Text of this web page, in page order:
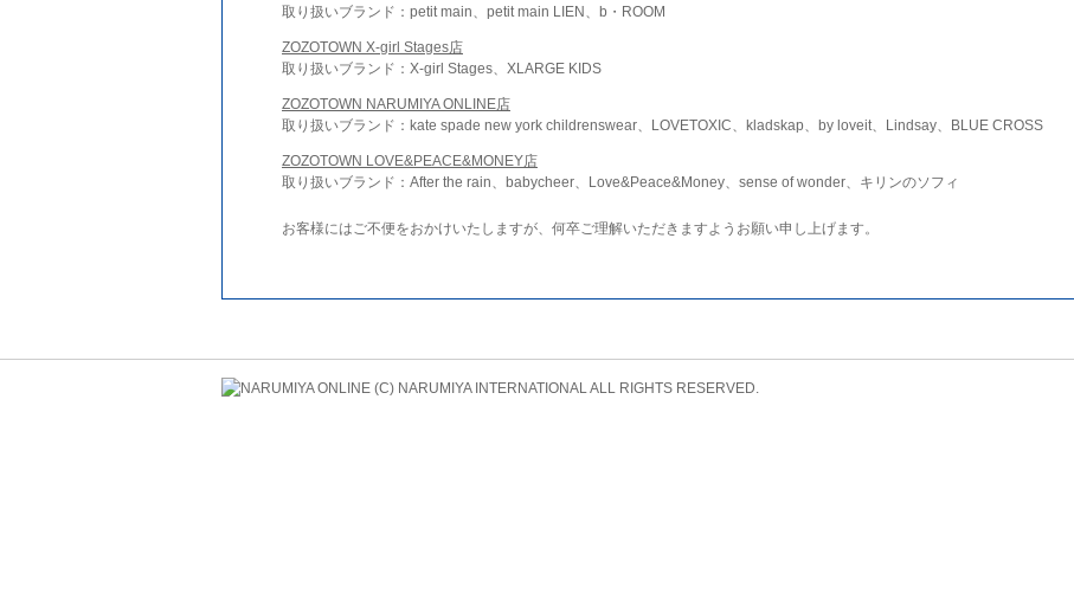
取り扱いブランド：petit main、petit main LIEN、b・ROOM
ZOZOTOWN X-girl Stages店
取り扱いブランド：X-girl Stages、XLARGE KIDS
ZOZOTOWN NARUMIYA ONLINE店
取り扱いブランド：kate spade new york childrenswear、LOVETOXIC、kladskap、by loveit、Lindsay、BLUE CROSS
ZOZOTOWN LOVE&PEACE&MONEY店
取り扱いブランド：After the rain、babycheer、Love&Peace&Money、sense of wonder、キリンのソフィ
お客様にはご不便をおかけいたしますが、何卒ご理解いただきますようお願い申し上げます。